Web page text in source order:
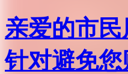
亲爱的市
针对避免